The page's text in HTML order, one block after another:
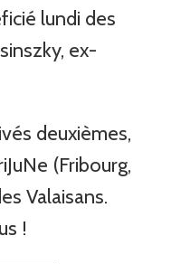
lundi des
ex-
deuxièmes,
(Fribourg,
Valaisans.
!